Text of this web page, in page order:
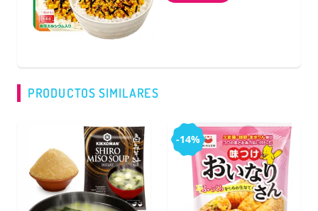
PRODUCTOS SIMILARES
-14%